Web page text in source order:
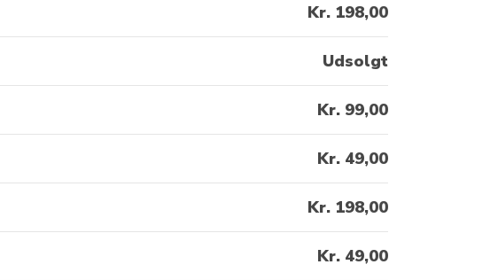
Kr. 198,00​
Udsolgt
Kr. 99,00
Kr. 49,00
Kr. 198,00
Kr. 49,00